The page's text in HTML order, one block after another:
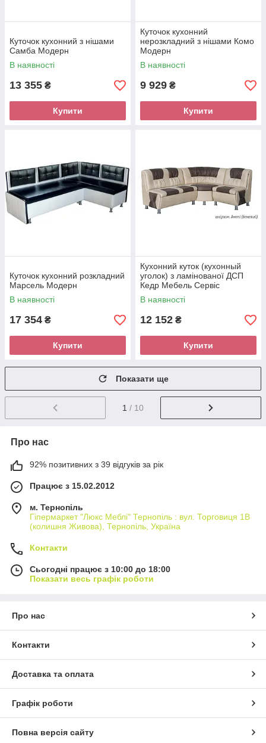
Куточок кухонний з нішами
Самба Модерн
В наявності
13 355 ₴
Купити
Куточок кухонний
нерозкладний з нішами Комо
Модерн
В наявності
9 929 ₴
Купити
Куточок кухонний розкладний
Марсель Модерн
В наявності
17 354 ₴
Купити
Кухонний куток (кухонный
уголок) з ламінованої ДСП
Кедр Мебель Сервіс
В наявності
12 152 ₴
Купити
Показати ще
1 / 10
Про нас
92% позитивних з 39 відгуків за рік
Працює з 15.02.2012
м. Тернопіль
Гіпермаркет "Люкс Меблі" Тернопіль : вул. Торговиця 1В
(колишня Живова), Тернопіль, Україна
Контакти
Сьогодні працює з 10:00 до 18:00
Показати весь графік роботи
Про нас
Контакти
Доставка та оплата
Графік роботи
Повна версія сайту